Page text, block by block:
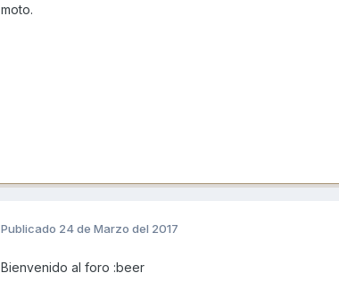
moto.
Publicado 24 de Marzo del 2017
Bienvenido al foro :beer